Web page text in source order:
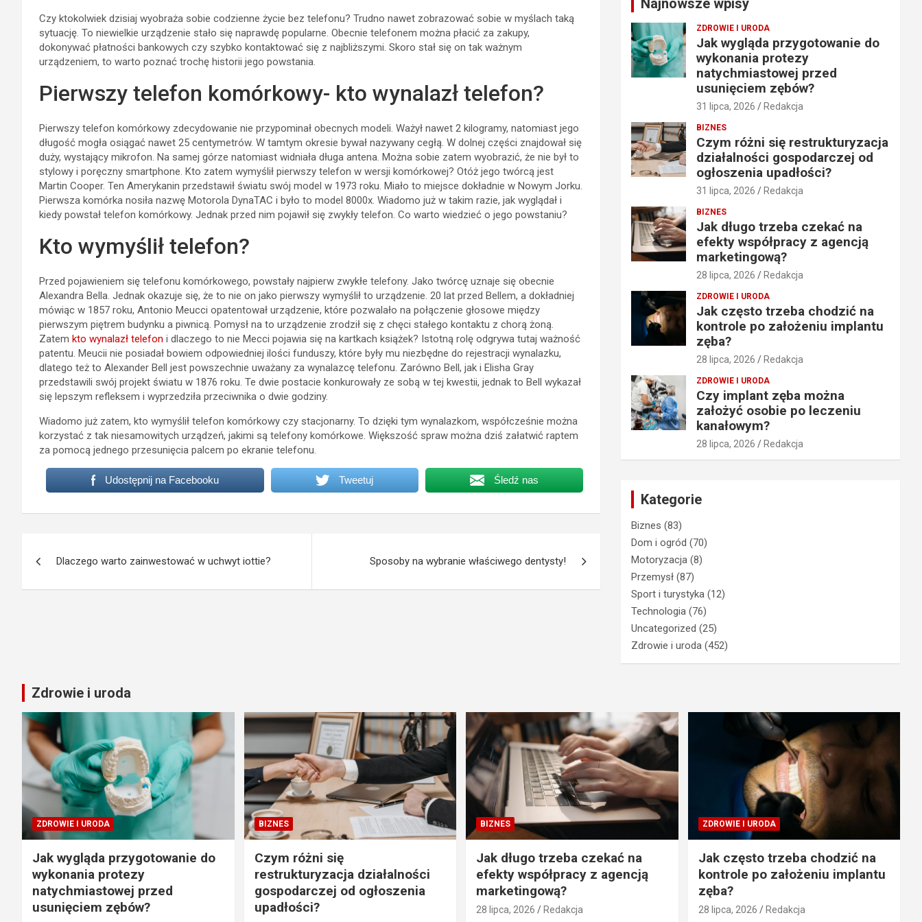
Czy ktokolwiek dzisiaj wyobraża sobie codzienne życie bez telefonu? Trudno nawet zobrazować sobie w myślach taką
sytuację. To niewielkie urządzenie stało się naprawdę popularne. Obecnie telefonem można płacić za zakupy,
dokonywać płatności bankowych czy szybko kontaktować się z najbliższymi. Skoro stał się on tak ważnym
urządzeniem, to warto poznać trochę historii jego powstania.
Pierwszy telefon komórkowy- kto wynalazł telefon?
Pierwszy telefon komórkowy zdecydowanie nie przypominał obecnych modeli. Ważył nawet 2 kilogramy, natomiast jego
długość mogła osiągać nawet 25 centymetrów. W tamtym okresie bywał nazywany cegłą. W dolnej części znajdował się
duży, wystający mikrofon. Na samej górze natomiast widniała długa antena. Można sobie zatem wyobrazić, że nie był to
stylowy i poręczny smartphone. Kto zatem wymyślił pierwszy telefon w wersji komórkowej? Otóż jego twórcą jest
Martin Cooper. Ten Amerykanin przedstawił światu swój model w 1973 roku. Miało to miejsce dokładnie w Nowym Jorku.
Pierwsza komórka nosiła nazwę Motorola DynaTAC i było to model 8000x. Wiadomo już w takim razie, jak wyglądał i
kiedy powstał telefon komórkowy. Jednak przed nim pojawił się zwykły telefon. Co warto wiedzieć o jego powstaniu?
Kto wymyślił telefon?
Przed pojawieniem się telefonu komórkowego, powstały najpierw zwykłe telefony. Jako twórcę uznaje się obecnie
Alexandra Bella. Jednak okazuje się, że to nie on jako pierwszy wymyślił to urządzenie. 20 lat przed Bellem, a dokładniej
mówiąc w 1857 roku, Antonio Meucci opatentował urządzenie, które pozwalało na połączenie głosowe między
pierwszym piętrem budynku a piwnicą. Pomysł na to urządzenie zrodził się z chęci stałego kontaktu z chorą żoną.
Zatem kto wynalazł telefon i dlaczego to nie Mecci pojawia się na kartkach książek? Istotną rolę odgrywa tutaj ważność
patentu. Meucii nie posiadał bowiem odpowiedniej ilości funduszy, które były mu niezbędne do rejestracji wynalazku,
dlatego też to Alexander Bell jest powszechnie uważany za wynalazcę telefonu. Zarówno Bell, jak i Elisha Gray
przedstawili swój projekt światu w 1876 roku. Te dwie postacie konkurowały ze sobą w tej kwestii, jednak to Bell wykazał
się lepszym refleksem i wyprzedziła przeciwnika o dwie godziny.
Wiadomo już zatem, kto wymyślił telefon komórkowy czy stacjonarny. To dzięki tym wynalazkom, współcześnie można
korzystać z tak niesamowitych urządzeń, jakimi są telefony komórkowe. Większość spraw można dziś załatwić raptem
za pomocą jednego przesunięcia palcem po ekranie telefonu.
Udostępnij na Facebooku Tweetuj Śledź nas
Dlaczego warto zainwestować w uchwyt iottie? Sposoby na wybranie właściwego dentysty!
Najnowsze wpisy
ZDROWIE I URODA
Jak wygląda przygotowanie do
wykonania protezy
natychmiastowej przed
usunięciem zębów?
31 lipca, 2026 Redakcja
BIZNES
Czym różni się restrukturyzacja
działalności gospodarczej od
ogłoszenia upadłości?
31 lipca, 2026 Redakcja
BIZNES
Jak długo trzeba czekać na
efekty współpracy z agencją
marketingową?
28 lipca, 2026 Redakcja
ZDROWIE I URODA
Jak często trzeba chodzić na
kontrole po założeniu implantu
zęba?
28 lipca, 2026 Redakcja
ZDROWIE I URODA
Czy implant zęba można
założyć osobie po leczeniu
kanałowym?
28 lipca, 2026 Redakcja
Kategorie
Biznes (83)
Dom i ogród (70)
Motoryzacja (8)
Przemysł (87)
Sport i turystyka (12)
Technologia (76)
Uncategorized (25)
Zdrowie i uroda (452)
Zdrowie i uroda
ZDROWIE I URODA
Jak wygląda przygotowanie do
wykonania protezy
natychmiastowej przed
usunięciem zębów?
BIZNES
Czym różni się
restrukturyzacja działalności
gospodarczej od ogłoszenia
upadłości?
BIZNES
Jak długo trzeba czekać na
efekty współpracy z agencją
marketingową?
28 lipca, 2026 Redakcja
ZDROWIE I URODA
Jak często trzeba chodzić na
kontrole po założeniu implantu
zęba?
28 lipca, 2026 Redakcja